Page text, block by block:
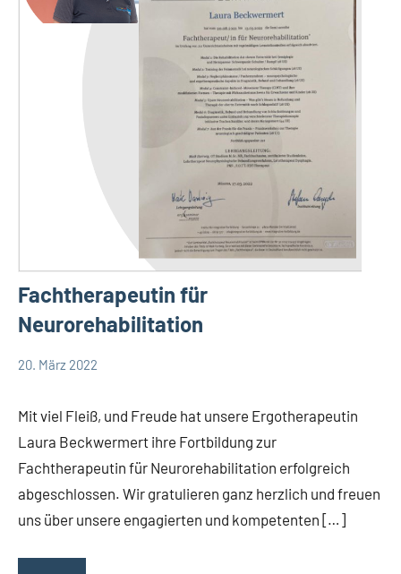
Fachtherapeutin für
Neurorehabilitation
20. März 2022
Mit viel Fleiß, und Freude hat unsere Ergotherapeutin
Laura Beckwermert ihre Fortbildung zur
Fachtherapeutin für Neurorehabilitation erfolgreich
abgeschlossen. Wir gratulieren ganz herzlich und freuen
uns über unsere engagierten und kompetenten […]